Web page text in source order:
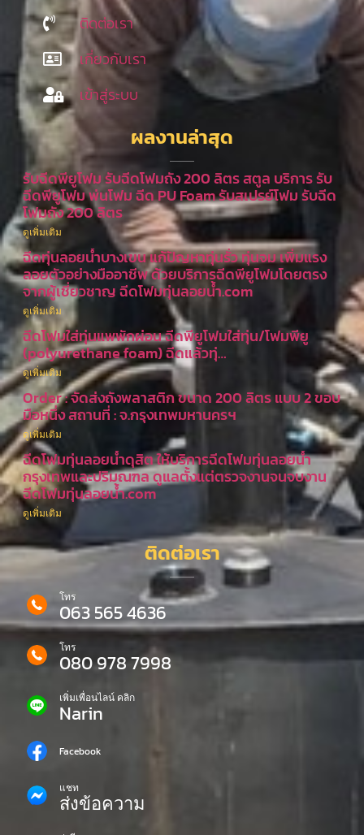
ติดต่อเรา
เกี่ยวกับเรา
เข้าสู่ระบบ
ผลงานล่าสุด
รับฉีดพียูโฟม รับฉีดโฟมถัง 200 ลิตร สตูล บริการ รับ
ฉีดพียูโฟม พ่นโฟม ฉีด PU Foam รับสเปรย์โฟม รับฉีด
โฟมถัง 200 ลิตร
ดูเพิ่มเติม
ฉีดทุ่นลอยน้ำบางเขน แก้ปัญหาทุ่นรั่ว ทุ่นจม เพิ่มแรง
ลอยตัวอย่างมืออาชีพ ด้วยบริการฉีดพียูโฟมโดยตรง
จากผู้เชี่ยวชาญ ฉีดโฟมทุ่นลอยน้ำ.com
ดูเพิ่มเติม
ฉีดโฟมใส่ทุ่นแพพักผ่อน ฉีดพียูโฟมใส่ทุ่น/โฟมพียู
(polyurethane foam) ฉีดแล้วทุ่…
ดูเพิ่มเติม
Order : จัดส่งถังพลาสติก ขนาด 200 ลิตร แบบ 2 ขอบ
มือหนึ่ง สถานที่ : จ.กรุงเทพมหานครฯ
ดูเพิ่มเติม
ฉีดโฟมทุ่นลอยน้ำดุสิต ให้บริการฉีดโฟมทุ่นลอยน้ำ
กรุงเทพและปริมณฑล ดูแลตั้งแต่ตรวจงานจนจบงาน
ฉีดโฟมทุ่นลอยน้ำ.com
ดูเพิ่มเติม
ติดต่อเรา
โทร
063 565 4636
โทร
080 978 7998
เพิ่มเพื่อนไลน์ คลิก
Narin
Facebook
แชท
ส่งข้อความ